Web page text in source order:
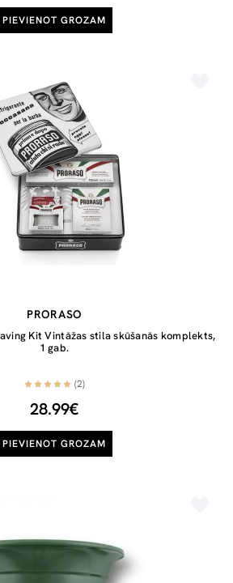
PIEVIENOT GROZAM
PRORASO
Kit Vintāžas stila skūšanās komplekts,
1 gab.
(2)
28.99€
PIEVIENOT GROZAM